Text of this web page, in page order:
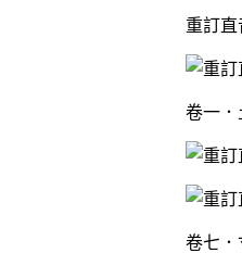
重訂直
卷一．
卷七．